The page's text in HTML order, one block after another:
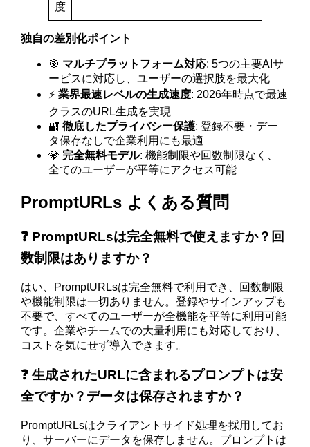
度
独自の差別化ポイント
🎯 マルチプラットフォーム対応: 5つの主要AIサ
ービスに対応し、ユーザーの選択肢を最大化
⚡業界最速レベルの生成速度: 2026年時点で最速
クラスのURL生成を実現
🔐徹底したプライバシー保護: 登録不要・デー
タ保存なしで企業利用にも最適
💎 完全無料モデル: 機能制限や回数制限なく、
全てのユーザーが平等にアクセス可能
PromptURLs よくある質問
❓ PromptURLsは完全無料で使えますか？回
数制限はありますか？
はい、PromptURLsは完全無料で利用でき、回数制限
や機能制限は一切ありません。登録やサインアップも
不要で、すべてのユーザーが全機能を平等に利用可能
です。企業やチームでの大量利用にも対応しており、
コストを気にせず導入できます。
❓ 生成されたURLに含まれるプロンプトは安
全ですか？データは保存されますか？
PromptURLsはクライアントサイド処理を採用してお
り、サーバーにデータを保存しません。プロンプトは